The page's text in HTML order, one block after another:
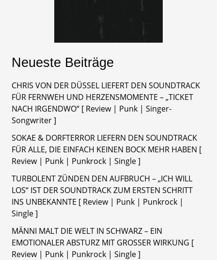
Neueste Beiträge
CHRIS VON DER DÜSSEL LIEFERT DEN SOUNDTRACK
FÜR FERNWEH UND HERZENSMOMENTE – „TICKET
NACH IRGENDWO“ [ Review | Punk | Singer-
Songwriter ]
SOKAE & DORFTERROR LIEFERN DEN SOUNDTRACK
FÜR ALLE, DIE EINFACH KEINEN BOCK MEHR HABEN [
Review | Punk | Punkrock | Single ]
TURBOLENT ZÜNDEN DEN AUFBRUCH – „ICH WILL
LOS“ IST DER SOUNDTRACK ZUM ERSTEN SCHRITT
INS UNBEKANNTE [ Review | Punk | Punkrock |
Single ]
MÄNNI MALT DIE WELT IN SCHWARZ – EIN
EMOTIONALER ABSTURZ MIT GROSSER WIRKUNG [
Review | Punk | Punkrock | Single ]